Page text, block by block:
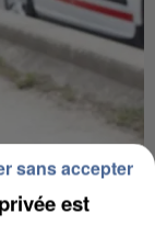
DE LA DZ
est
sans accepter